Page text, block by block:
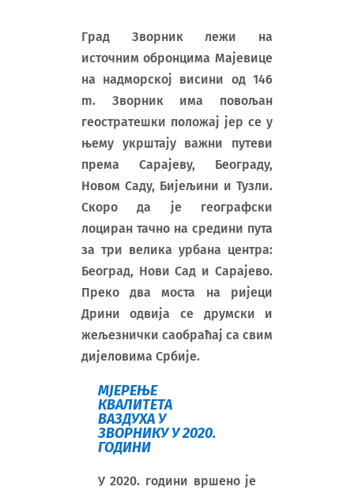
Град Зворник лежи на
источним обронцима Мајевице
на надморској висини од 146
m. Зворник има повољан
геостратешки положај јер се у
њему укрштају важни путеви
према Сарајеву, Београду,
Новом Саду, Бијељини и Тузли.
Скоро да је географски
лоциран тачно на средини пута
за три велика урбана центра:
Београд, Нови Сад и Сарајево.
Преко два моста на ријеци
Дрини одвија се друмски и
жељезнички саобраћај са свим
дијеловима Србије.
МЈЕРЕЊЕ
КВАЛИТЕТА
ВАЗДУХА У
ЗВОРНИКУ У 2020.
ГОДИНИ
У 2020. години вршено је